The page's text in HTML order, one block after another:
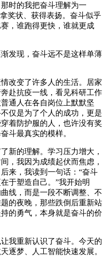
时的我把奋斗理解为一
奖状、获得表扬。奋斗似乎
，谁跑得更快，谁就更成
现，奋斗远不是这样单薄
变了许多人的生活。居家
赴抗疫一线，看见科研工作
通人在各自岗位上默默坚
仅是为了个人的成功，更是
着防护服的人，也许没有奖
斗最真实的模样。
的理解。学习压力增大，
，我因为成绩起伏而焦虑，
来，我读到一句话：“奋斗
于塑造自己。”我开始明
线，而是一段不断调整、不
的夜晚，那些跌倒后重新站
的勇气，本身就是奋斗的价
重新认识了奋斗。今天的
逐梦、人工智能快速发展。